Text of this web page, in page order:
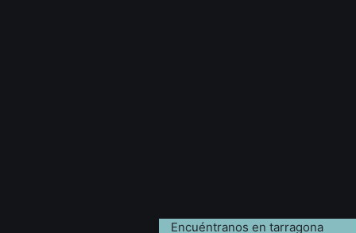
Encuéntranos en tarragona